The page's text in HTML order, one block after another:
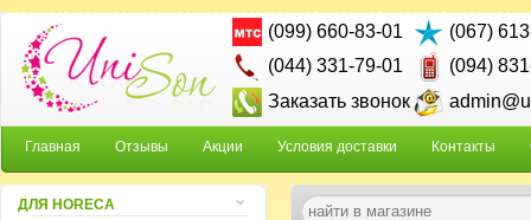
(099) 660-83-01
(067)
(044) 331-79-01
(094)
Заказать звонок
Главная Отзывы Акции Условия доставки Контакты
ДЛЯ HORECA